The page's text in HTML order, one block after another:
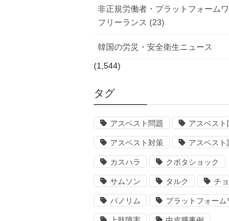
非正規労働者・プラットフォームワ
フリーランス (23)
韓国の労災・安全衛生ニュース
(1,544)
タグ
アスベスト問題 アスベスト
アスベスト対策 アスベスト
カスハラ クボタショック
サムソン タルク チ
パノリム プラットフォーム